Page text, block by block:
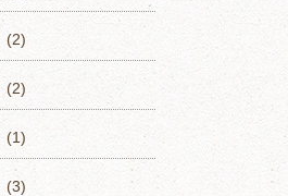
(2)
(2)
(1)
(3)